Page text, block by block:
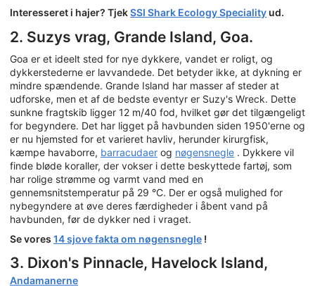
Interesseret i hajer? TjekSSI Shark Ecology Speciality ud.
2. Suzys vrag, Grande Island, Goa.
Goa er et ideelt sted for nye dykkere, vandet er roligt, og
dykkerstederne er lavvandede. Det betyder ikke, at dykning er
mindre spændende. Grande Island har masser af steder at
udforske, men et af de bedste eventyr er Suzy's Wreck. Dette
sunkne fragtskib ligger 12 m/40 fod, hvilket gør det tilgængeligt
for begyndere. Det har ligget på havbunden siden 1950'erne og
er nu hjemsted for et varieret havliv, herunder kirurgfisk,
kæmpe havaborre, barracudaer og nøgensnegle . Dykkere vil
finde bløde koraller, der vokser i dette beskyttede fartøj, som
har rolige strømme og varmt vand med en
gennemsnitstemperatur på 29 °C. Der er også mulighed for
nybegyndere at øve deres færdigheder i åbent vand på
havbunden, før de dykker ned i vraget.
Se vores 14 sjove fakta om nøgensnegle !
3. Dixon's Pinnacle, Havelock Island,
Andamanerne